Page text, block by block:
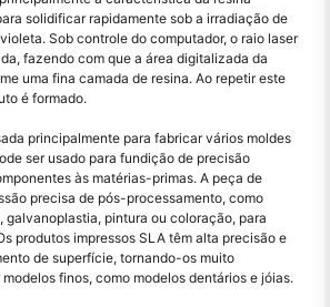
solidificar rapidamente sob a irradiação de
Sob controle do computador, o raio laser
fazendo com que a área digitalizada da
uma fina camada de resina. Ao repetir este
é formado.
principalmente para fabricar vários moldes
ser usado para fundição de precisão
às matérias-primas. A peça de
precisa de pós-processamento, como
galvanoplastia, pintura ou coloração, para
produtos impressos SLA têm alta precisão e
de superfície, tornando-os muito
finos, como modelos dentários e jóias.